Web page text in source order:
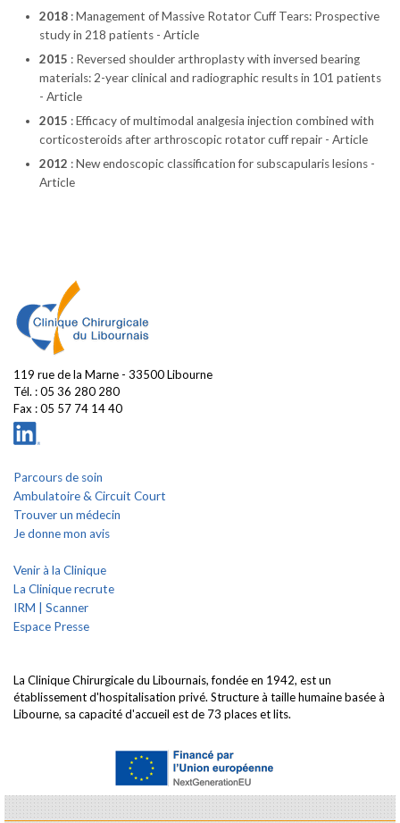
2018: Management of Massive Rotator Cuff Tears: Prospective
study in 218 patients - Article
2015 : Reversed shoulder arthroplasty with inversed bearing
materials: 2-year clinical and radiographic results in 101 patients
- Article
2015 : Efficacy of multimodal analgesia injection combined with
corticosteroids after arthroscopic rotator cuff repair - Article
2012 : New endoscopic classification for subscapularis lesions -
Article
119 rue de la Marne - 33500 Libourne
Tél. :05 36 280 280
Fax : 05 57 74 14 40
Parcours de soin
Ambulatoire & Circuit Court
Trouver un médecin
Je donne mon avis
Venir à la Clinique
La Clinique recrute
IRM | Scanner
Espace Presse
La Clinique Chirurgicale du Libournais, fondée en 1942, est un
établissement d'hospitalisation privé. Structure à taille humaine basée à
Libourne, sa capacité d'accueil est de 73 places et lits.